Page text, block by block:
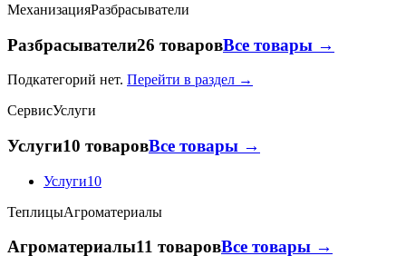
МеханизацияРазбрасыватели
Разбрасыватели26 товаровВсе товары →
Подкатегорий нет. Перейти в раздел →
СервисУслуги
Услуги10 товаровВсе товары →
Услуги10
ТеплицыАгроматериалы
Агроматериалы11 товаровВсе товары →